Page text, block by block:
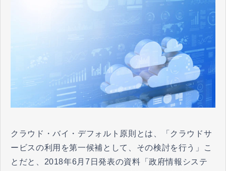
クラウド・バイ・デフォルト原則とは、「クラウドサ
ービスの利用を第一候補として、その検討を行う」こ
とだと、2018年6月7日発表の資料「政府情報システ